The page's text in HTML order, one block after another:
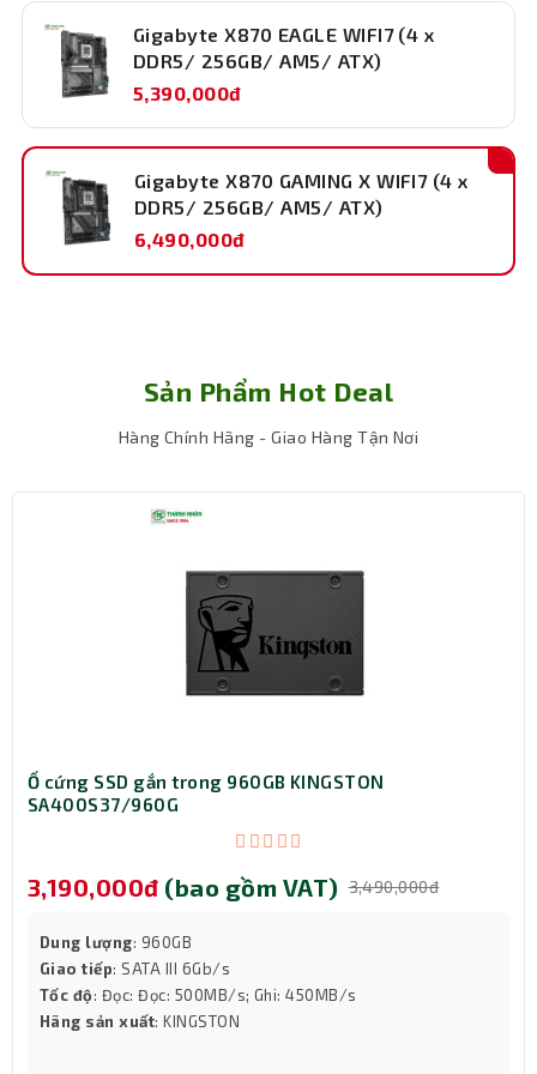
lượng
Ram hỗ
trợ tối đa
256 GB
Kích
305 mm x 244 mm (ATX)
Bảo hành 36 tháng
Hiệu năng vô song, chinh phục mọi cấu hình
Dòng mainboard Gigabyte X870 này được trang bị
thích với nhiều bộ vi xử lý AMD Ryzen™ 7000 Series.
khai thác sức mạnh tối đa của CPU.
Gigabyte X870 EAGLE WIFI7 (4 x
DDR5/ 256GB/ AM5/ ATX)
5,390,000đ
Gigabyte X870 GAMING X WIFI7 (4 x
DDR5/ 256GB/ AM5/ ATX)
6,490,000đ
Sản Phẩm Hot Deal
Hàng Chính Hãng - Giao Hàng Tận Nơi
Ổ cứng SSD gắn trong 960GB KINGSTON
SA400S37/960G
3,190,000đ (bao gồm VAT) 3,490,000đ
Dung lượng: 960GB
Giao tiếp: SATA III 6Gb/s
Tốc độ: Đọc: Đọc: 500MB/s; Ghi: 450MB/s
Hãng sản xuất: KINGSTON